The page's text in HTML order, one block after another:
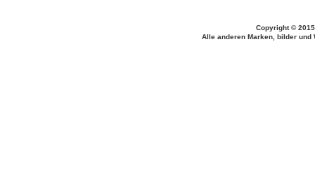
Copyright ©
Alle anderen Marken, bilder und